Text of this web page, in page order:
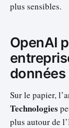
plus sensibles.
OpenAI
Sur le papier,
Technologies
plus autour de